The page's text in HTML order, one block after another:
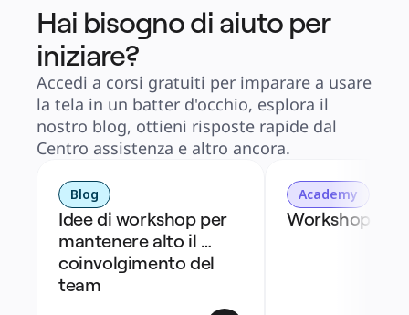
Hai bisogno di aiuto per
iniziare?
Accedi a corsi gratuiti per imparare a usare
la tela in un batter d'occhio, esplora il
nostro blog, ottieni risposte rapide dal
Centro assistenza e altro ancora.
Blog
Idee di workshop per
mantenere alto il
coinvolgimento del
team
Academy
Workshop in